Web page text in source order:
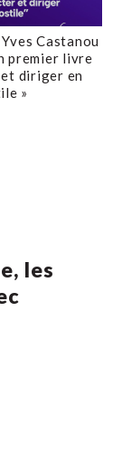
Castanou
premier livre
diriger en
»
les